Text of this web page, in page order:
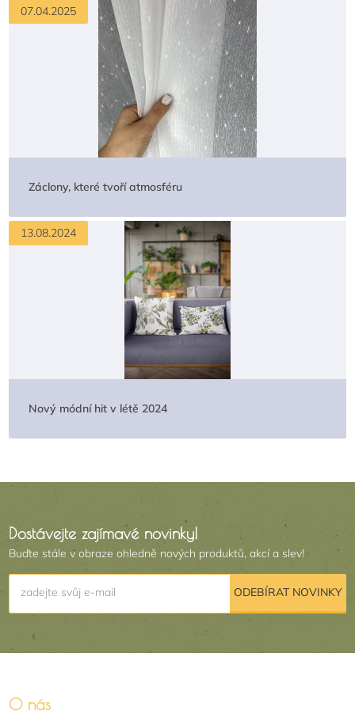
07.04.2025
Záclony, které tvoří atmosféru
13.08.2024
Nový módní hit v létě 2024
Dostávejte zajímavé novinky!
Buďte stále v obraze ohledně nových produktů, akcí a slev!
zadejte svůj e-mail ODEBÍRAT NOVINKY
O nás